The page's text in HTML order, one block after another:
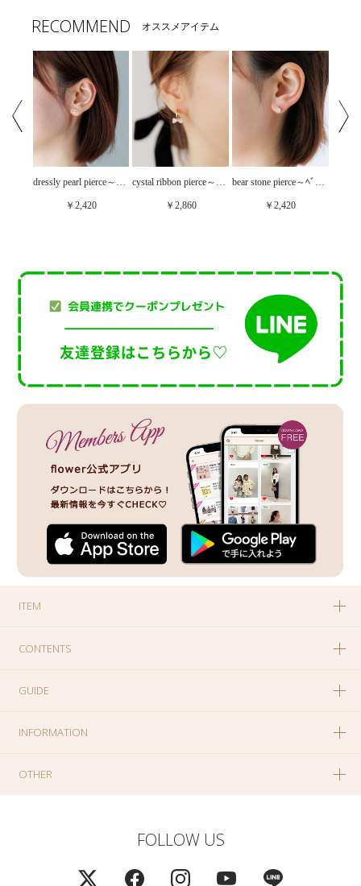
RECOMMEND オススメアイテム
dressly pearl pierce～ﾄﾞﾚｽﾘｰﾊﾟｰﾙﾋﾟｱｽ
￥2,420
cystal ribbon pierce～ｸﾘｽﾀﾙﾘﾎﾞﾝﾋﾟｱｽ
￥2,860
bear stone pierce～ﾍﾞｱｽﾄｰﾝﾋﾟｱｽ
￥2,420
ITEM
CONTENTS
GUIDE
INFORMATION
OTHER
FOLLOW US